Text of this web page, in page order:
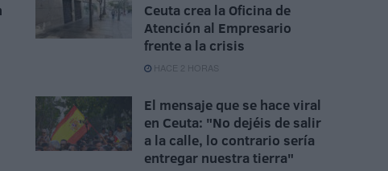
Ceuta crea la Oficina de
Atención al Empresario
frente a la crisis
HACE 2 HORAS
El mensaje que se hace viral
en Ceuta: "No dejéis de salir
a la calle, lo contrario sería
entregar nuestra tierra"